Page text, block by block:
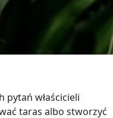
pytań właścicieli
taras albo stworzyć